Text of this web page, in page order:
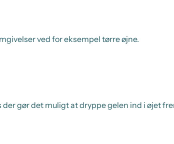
ved for eksempel tørre øjne.
gør det muligt at dryppe gelen ind i øjet